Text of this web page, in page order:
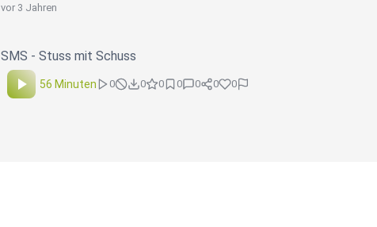
vor 3 Jahren
SMS - Stuss mit Schuss
56 Minuten 0 0 0 0 0 0 0